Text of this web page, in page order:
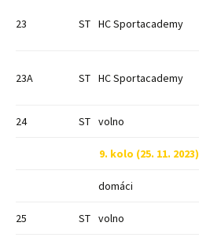
23 ST HC Sportacademy
23A ST HC Sportacademy
24 ST volno
9. kolo (25. 11. 2023)
domáci
25 ST volno